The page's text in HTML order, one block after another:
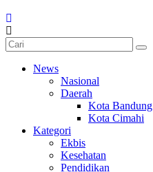
News
Nasional
Daerah
Kota Bandung
Kota Cimahi
Kategori
Ekbis
Kesehatan
Pendidikan